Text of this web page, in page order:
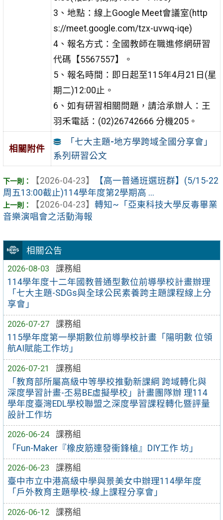
相關公告
2026-08-03
課務組
114學年度十二年國教普通型數位前導學校計畫辦理
「七大主題-SDGs與全球公民素養跨主題課程線上分
享會」
2026-07-27
課務組
115學年度第一學期數位前導學校計畫「陽明數 位領
航AI賦能工作坊」
2026-07-21
課務組
「教育部所屬高級中等學校推動新課綱 跨域轉化與
深度學習計畫-丕易BE虛擬學校」計畫團隊辦 理114
學年度臺灣EDL學校聯盟之深度學習課程轉化暨評量
設計工作坊
2026-06-24
課務組
「Fun-Maker『橡皮筋連發衝鋒槍』DIY工作 坊」
2026-06-23
課務組
臺中市立中港高級中學與景美女中辦理114學年度
「戶外教育主題學校-線上課程分享會」
2026-06-12
課務組
3、地點：線上Google Meet會議室(http
s://meet.google.com/tzx-uvwq-iqe)
4、報名方式：全國教師在職進修網研習
代碼【5567557】。
5、報名時間：即日起至115年4月21日(星
期二)12:00止。
6、如有研習相關問題，請洽承辦人：王
羽禾電話：(02)26742666 分機205。
相關附件
「七大主題-地方學跨域全國分享會」
系列研習公文
【2026-04-23】
【高一普通班選班群】(5/15-22
周五13:00截止)114學年度第2學期高 ...
【2026-04-23】 轉知~「亞東科技大學反毒畢業
音樂演唱會之活動海報